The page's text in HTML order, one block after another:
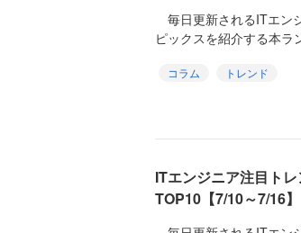
毎日更新されるITエン
ピックスを紹介する本
コラム
トレンド
ITエンジニア注目ト
TOP10【7/10～7/16】